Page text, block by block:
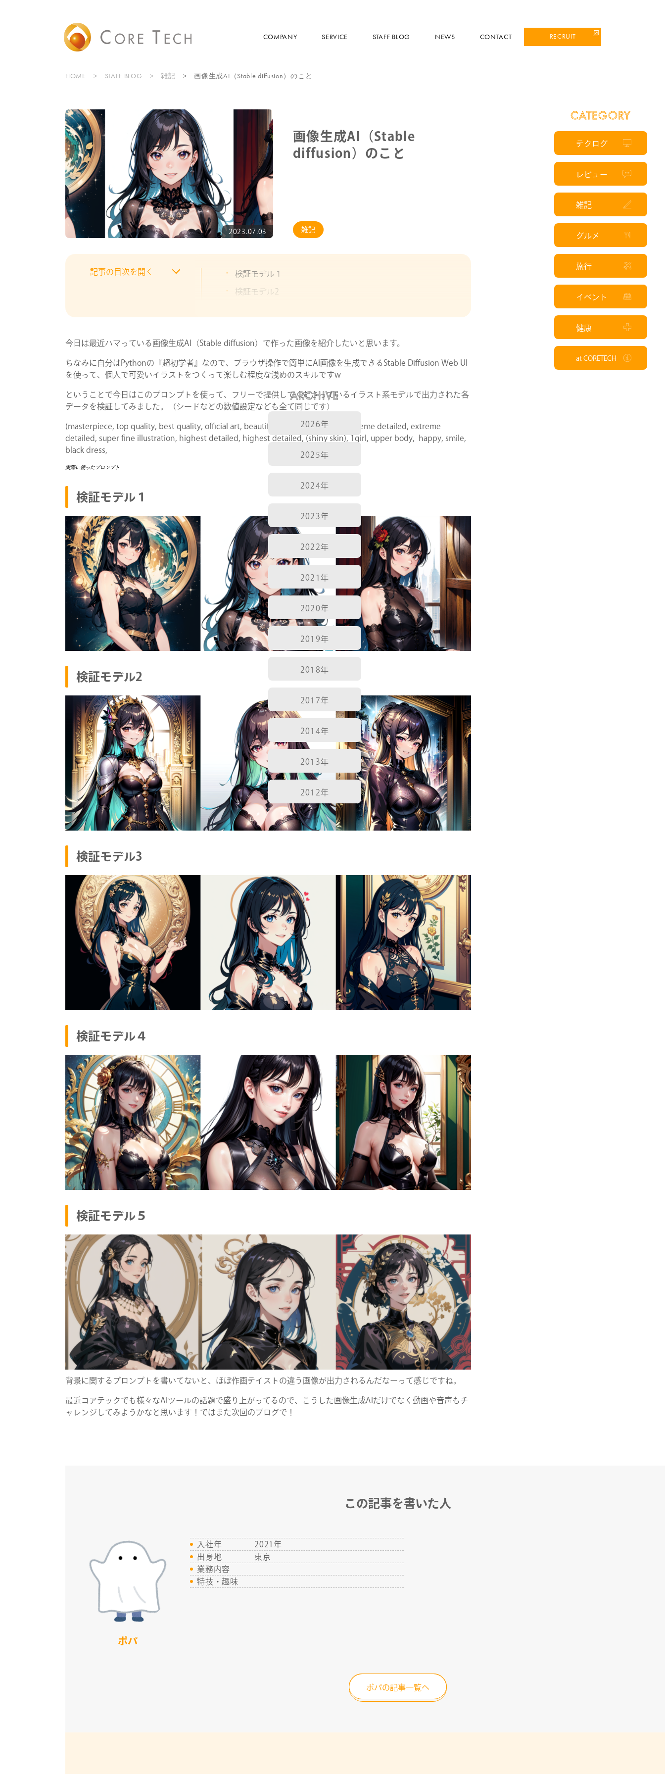
COMPANY SERVICE STAFF BLOG NEWS CONTACT RECRUIT
SERVICE
STAFF BLOG
NEWS
CONTACT
RECRUIT
HOME STAFF BLOG 雑記 画像生成AI（Stable diffusion）のこと
2023.07.03
画像生成AI（Stable
diffusion）のこと
雑記
記事の目次を開く 検証モデル１
検証モデル2
検証モデル５
今日は最近ハマっている画像生成AI（Stable diffusion）で作った画像を紹介したいと思います。
ちなみに自分はPythonの『超初学者』なので、ブラウザ操作で簡単にAI画像を生成できるStable Diffusion Web UI
を使って、個人で可愛いイラストをつくって楽しむ程度な浅めのスキルですw
ということで今日はこのプロンプトを使って、フリーで提供してくださっているイラスト系モデルで出力された各
データを検証してみました。（シードなどの数値設定なども全て同じです）
(masterpiece, top quality, best quality, official art, beautiful and aesthetic:1.2), extreme detailed, extreme
detailed, super fine illustration, highest detailed, highest detailed, (shiny skin), 1girl, upper body, happy, smile,
black dress,
実際に使ったプロンプト
検証モデル１
検証モデル2
検証モデル3
検証モデル４
検証モデル５
背景に関するプロンプトを書いてないと、ほぼ作画テイストの違う画像が出力されるんだなーって感じですね。
最近コアテックでも様々なAIツールの話題で盛り上がってるので、こうした画像生成AIだけでなく動画や音声もチ
ャレンジしてみようかなと思います！ではまた次回のブログで！
CATEGORY
テクログ
レビュー
雑記
グルメ
旅行
イベント
健康
at CORETECH
ARCHIVE
2026年
2025年
2024年
2023年
2022年
2021年
2020年
2019年
2018年
2017年
2014年
2013年
2012年
この記事を書いた人
ポパ
入社年
2021年
出身地
東京
業務内容
特技・趣味
ポパの記事一覧へ